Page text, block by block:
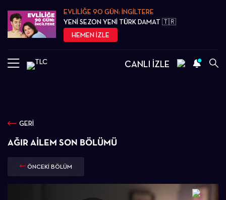
EVLİLİĞE 90 GÜN: İNGİLTERE
YENİ SEZON YENİ TÜRK DAMAT 🇹🇷
HEMEN İZLE
CANLI İZLE
GERİ
AĞIR AILEM SON BÖLÜMÜ
ÖNCEKİ BÖLÜM